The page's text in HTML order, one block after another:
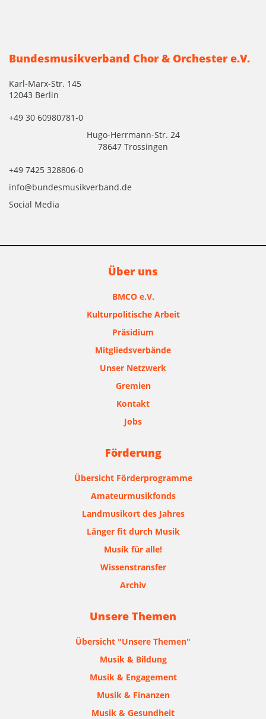
Bundesmusikverband Chor & Orchester e.V.
Karl-Marx-Str. 145
12043 Berlin
+49 30 60980781-0
Hugo-Herrmann-Str. 24
78647 Trossingen
+49 7425 328806-0
info@bundesmusikverband.de
Social Media
Über uns
BMCO e.V.
Kulturpolitische Arbeit
Präsidium
Mitgliedsverbände
Unser Netzwerk
Gremien
Kontakt
Jobs
Förderung
Übersicht Förderprogramme
Amateurmusikfonds
Landmusikort des Jahres
Länger fit durch Musik
Musik für alle!
Wissenstransfer
Archiv
Unsere Themen
Übersicht "Unsere Themen"
Musik & Bildung
Musik & Engagement
Musik & Finanzen
Musik & Gesundheit